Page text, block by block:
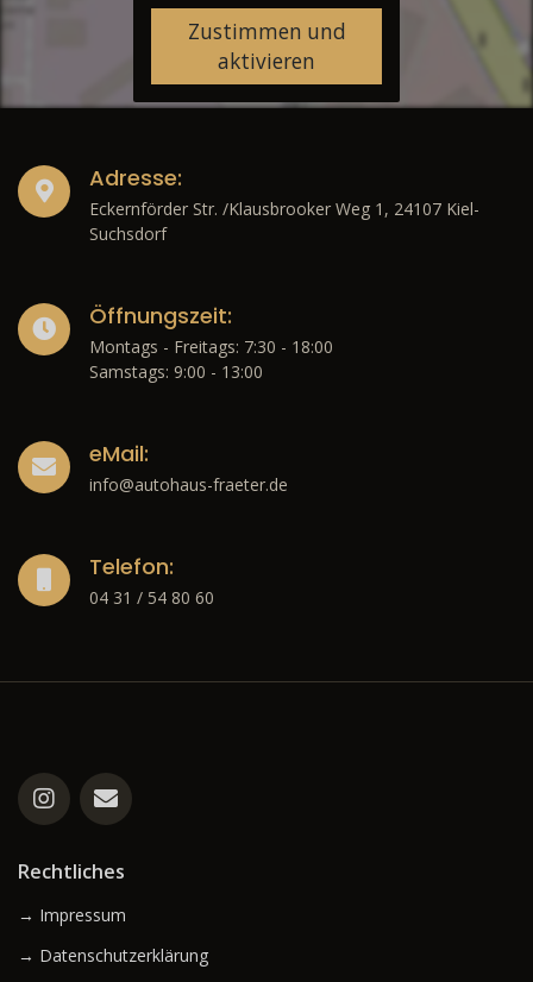
Zustimmen und
aktivieren
Adresse:
Eckernförder Str. /Klausbrooker Weg 1, 24107 Kiel-
Suchsdorf
Öffnungszeit:
Montags - Freitags: 7:30 - 18:00
Samstags: 9:00 - 13:00
eMail:
info@autohaus-fraeter.de
Telefon:
04 31 / 54 80 60
Rechtliches
→ Impressum
→ Datenschutzerklärung